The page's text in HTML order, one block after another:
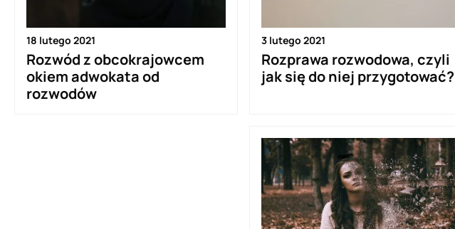
18 lutego 2021
Rozwód z obcokrajowcem
okiem adwokata od
rozwodów
3 lutego 2021
Rozprawa rozwodowa, czyli
jak się do niej przygotować?